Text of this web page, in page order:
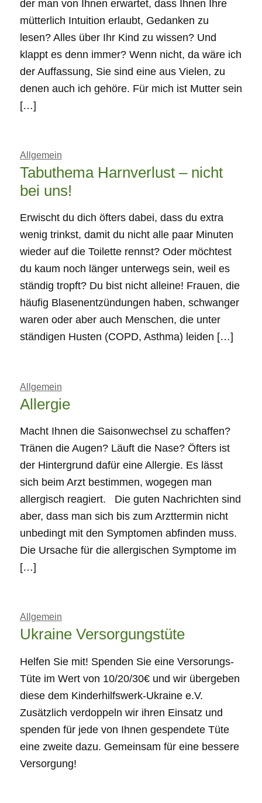
der man von Ihnen erwartet, dass Ihnen Ihre
mütterlich Intuition erlaubt, Gedanken zu
lesen? Alles über Ihr Kind zu wissen? Und
klappt es denn immer? Wenn nicht, da wäre ich
der Auffassung, Sie sind eine aus Vielen, zu
denen auch ich gehöre. Für mich ist Mutter sein
[…]
Allgemein
Tabuthema Harnverlust – nicht
bei uns!
Erwischt du dich öfters dabei, dass du extra
wenig trinkst, damit du nicht alle paar Minuten
wieder auf die Toilette rennst? Oder möchtest
du kaum noch länger unterwegs sein, weil es
ständig tropft? Du bist nicht alleine! Frauen, die
häufig Blasenentzündungen haben, schwanger
waren oder aber auch Menschen, die unter
ständigen Husten (COPD, Asthma) leiden […]
Allgemein
Allergie
Macht Ihnen die Saisonwechsel zu schaffen?
Tränen die Augen? Läuft die Nase? Öfters ist
der Hintergrund dafür eine Allergie. Es lässt
sich beim Arzt bestimmen, wogegen man
allergisch reagiert. Die guten Nachrichten sind
aber, dass man sich bis zum Arzttermin nicht
unbedingt mit den Symptomen abfinden muss.
Die Ursache für die allergischen Symptome im
[…]
Allgemein
Ukraine Versorgungstüte
Helfen Sie mit! Spenden Sie eine Versorungs-
Tüte im Wert von 10/20/30€ und wir übergeben
diese dem Kinderhilfswerk-Ukraine e.V.
Zusätzlich verdoppeln wir ihren Einsatz und
spenden für jede von Ihnen gespendete Tüte
eine zweite dazu. Gemeinsam für eine bessere
Versorgung!